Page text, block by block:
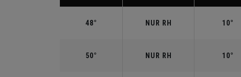
48° NUR RH 10°
50° NUR RH 10°